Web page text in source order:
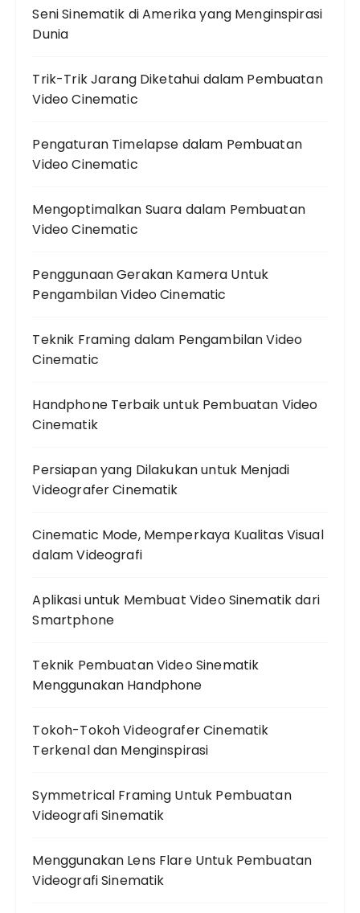
Seni Sinematik di Amerika yang Menginspirasi
Dunia
Trik-Trik Jarang Diketahui dalam Pembuatan
Video Cinematic
Pengaturan Timelapse dalam Pembuatan
Video Cinematic
Mengoptimalkan Suara dalam Pembuatan
Video Cinematic
Penggunaan Gerakan Kamera Untuk
Pengambilan Video Cinematic
Teknik Framing dalam Pengambilan Video
Cinematic
Handphone Terbaik untuk Pembuatan Video
Cinematik
Persiapan yang Dilakukan untuk Menjadi
Videografer Cinematik
Cinematic Mode, Memperkaya Kualitas Visual
dalam Videografi
Aplikasi untuk Membuat Video Sinematik dari
Smartphone
Teknik Pembuatan Video Sinematik
Menggunakan Handphone
Tokoh-Tokoh Videografer Cinematik
Terkenal dan Menginspirasi
Symmetrical Framing Untuk Pembuatan
Videografi Sinematik
Menggunakan Lens Flare Untuk Pembuatan
Videografi Sinematik